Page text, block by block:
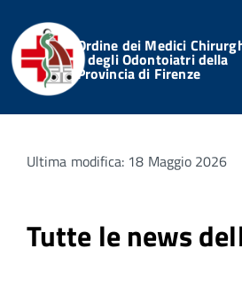
Ordine dei Medici
e degli Odontoiatri della
Provincia di Firenze
Home Servizi Online Notizie
Ultima modifica: 18 Maggio 2026
Tutte le news